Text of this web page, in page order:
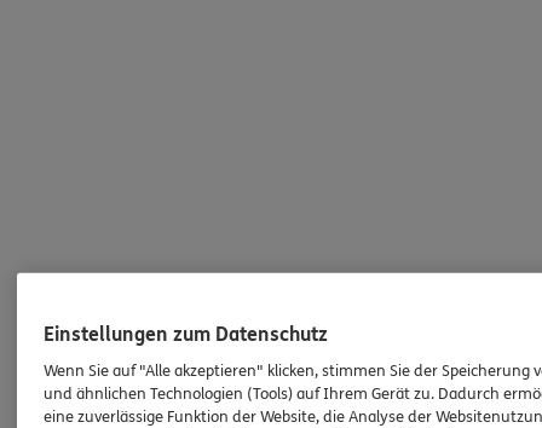
Einstellungen zum Datenschutz
Wenn Sie auf "Alle akzeptieren" klicken, stimmen Sie der Speicherung
und ähnlichen Technologien (Tools) auf Ihrem Gerät zu. Dadurch
eine zuverlässige Funktion der Website, die Analyse der